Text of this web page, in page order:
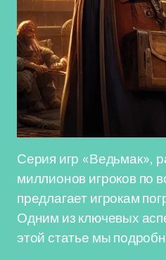
Серия игр «Ведьмак»,
миллионов игроков по
предлагает игрокам
Одним из ключевых
этой статье мы